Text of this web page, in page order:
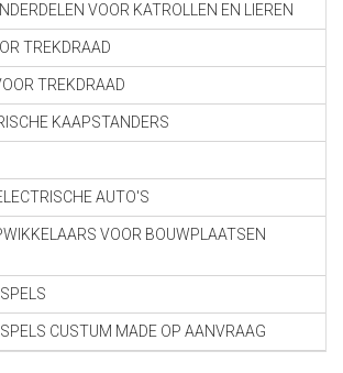
VOOR KATROLLEN EN LIEREN
TREKDRAAD
TREKDRAAD
KAAPSTANDERS
AUTO'S
VOOR BOUWPLAATSEN
CUSTUM MADE OP AANVRAAG